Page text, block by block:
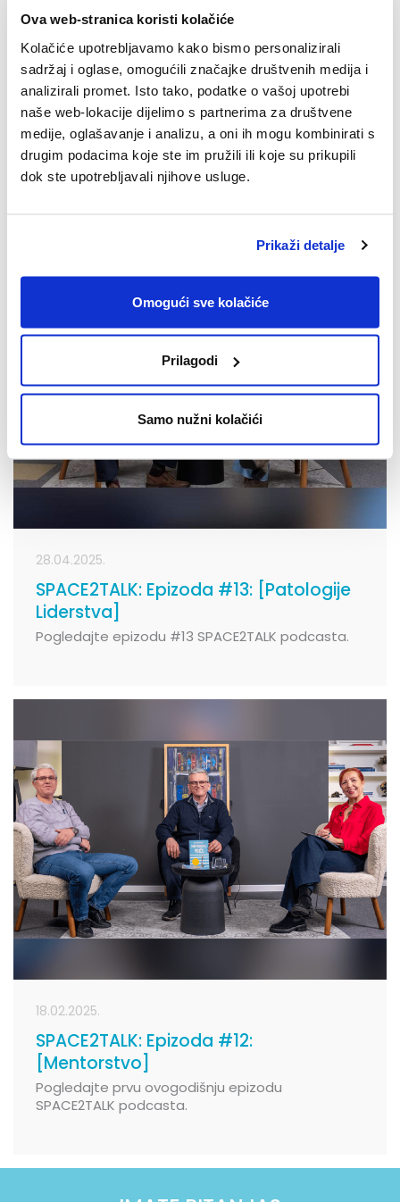
Ova web-stranica koristi kolačiće
Kolačiće upotrebljavamo kako bismo personalizirali
sadržaj i oglase, omogućili značajke društvenih medija i
analizirali promet. Isto tako, podatke o vašoj upotrebi
naše web-lokacije dijelimo s partnerima za društvene
medije, oglašavanje i analizu, a oni ih mogu kombinirati s
drugim podacima koje ste im pružili ili koje su prikupili
dok ste upotrebljavali njihove usluge.
Prikaži detalje
Omogući sve kolačiće
Prilagodi
Samo nužni kolačići
15.10.2025.
SPACE2TALK: Epizoda #14: [Intelekt,
intuicija i instinkt]
Pogledajte epizodu #14 SPACE2TALK podcasta.
28.04.2025.
SPACE2TALK: Epizoda #13: [Patologije
Liderstva]
Pogledajte epizodu #13 SPACE2TALK podcasta.
18.02.2025.
SPACE2TALK: Epizoda #12:
[Mentorstvo]
Pogledajte prvu ovogodišnju epizodu
SPACE2TALK podcasta.